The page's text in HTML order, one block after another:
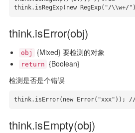
think.isRegExp(new RegExp("/
think.isError(obj)
obj {Mixed} 要检测的对象
return {Boolean}
检测是否是个错误
think.isError(new Error("xxx"));
think.isEmpty(obj)